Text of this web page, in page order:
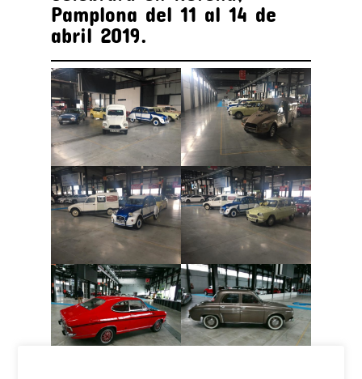
Pamplona del 11 al 14 de
abril 2019.